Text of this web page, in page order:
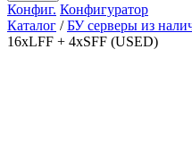
Конфиг. Конфигуратор
Каталог /БУ серверы из
16xLFF + 4xSFF (USED)